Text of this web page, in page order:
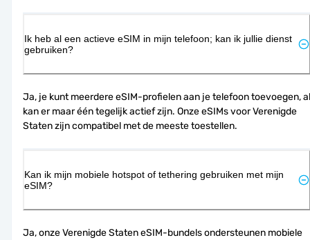
Ik heb al een actieve eSIM in mijn telefoon; kan ik jullie dienst
gebruiken?
Ja, je kunt meerdere eSIM-profielen aan je telefoon toevoegen, al
kan er maar één tegelijk actief zijn. Onze eSIMs voor Verenigde
Staten zijn compatibel met de meeste toestellen.
Kan ik mijn mobiele hotspot of tethering gebruiken met mijn
eSIM?
Ja, onze Verenigde Staten eSIM-bundels ondersteunen mobiele